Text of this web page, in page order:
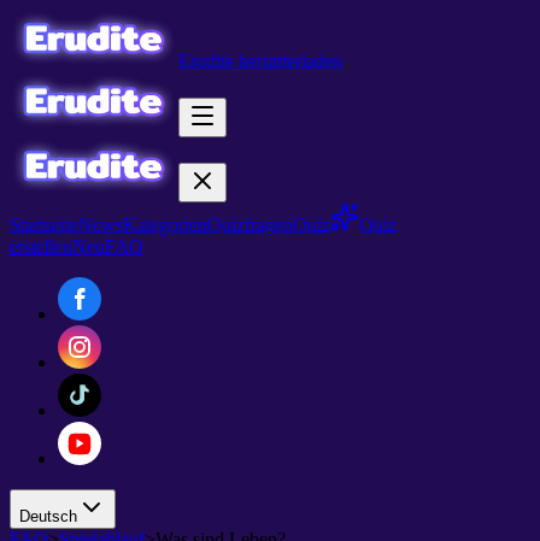
Erudite herunterladen
StartseiteNewsKategorienQuizfragenQuiz
Quiz
erstellenNeuFAQ
Deutsch